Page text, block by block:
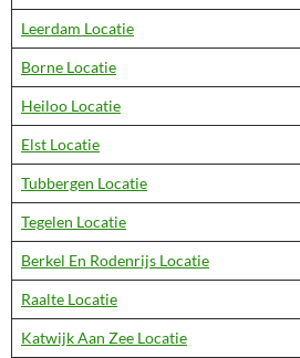
Leerdam Locatie
Borne Locatie
Heiloo Locatie
Elst Locatie
Tubbergen Locatie
Tegelen Locatie
Berkel En Rodenrijs Locatie
Raalte Locatie
Katwijk Aan Zee Locatie